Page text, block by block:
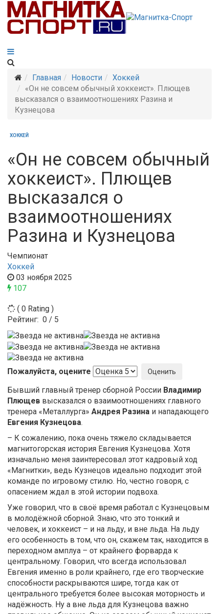
Главная Новости
Хоккей
«Он не совсем обычный хоккеист». Плющев
высказался о взаимоотношениях Разина и
Кузнецова
ХОККЕЙ
«Он не совсем обычный
хоккеист». Плющев
высказался о
взаимоотношениях
Разина и Кузнецова
Чемпионат
Хоккей
03 ноября 2025
107
( 0 Rating )
Рейтинг: 0 / 5
Пожалуйста, оцените
Бывший главный тренер сборной России Владимир
Плющев высказался о взаимоотношениях главного
тренера «Металлурга» Андрея Разина и нападающего
Евгения Кузнецова.
– К сожалению, пока очень тяжело складывается
магнитогорская история Евгения Кузнецова. Хотя
изначально меня заинтересовал этот кадровый ход
«Магнитки», ведь Кузнецов идеально подходит этой
команде по игровому стилю. Но, честно говоря, с
опасением ждал в этой истории подвоха.
Уже говорил, что в своё время работал с Кузнецовым
в молодёжной сборной. Знаю, что это тонкий и
человек, и хоккеист – и на льду, и вне льда. На льду
его особенность в том, что он, скажем так, находится в
переходном амплуа – от крайнего форварда к
центральному. Говорил, что всегда использовал
Евгения именно в роли крайнего, где его творческие
способности раскрываются шире, тогда как от
центрального требуется более высокая моторность и
надёжность. Ну а вне льда для Кузнецова важно